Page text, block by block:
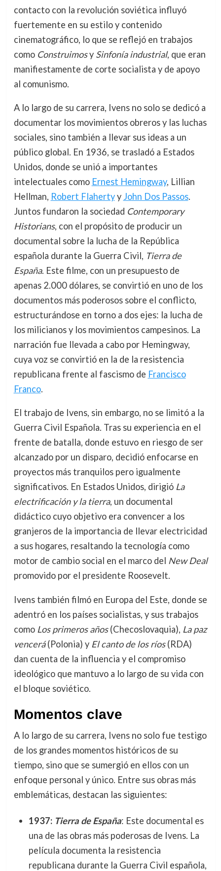
contacto con la revolución soviética influyó
fuertemente en su estilo y contenido
cinematográfico, lo que se reflejó en trabajos
como Construimosy Sinfonía industrial, que eran
manifiestamente de corte socialista y de apoyo
al comunismo.
A lo largo de su carrera, Ivens no solo se dedicó a
documentar los movimientos obreros y las luchas
sociales, sino también a llevar sus ideas a un
público global. En 1936, se trasladó a Estados
Unidos, donde se unió a importantes
intelectuales como Ernest Hemingway, Lillian
Hellman, Robert Flahertyy John Dos Passos.
Juntos fundaron la sociedad Contemporary
Historians, con el propósito de producir un
documental sobre la lucha de la República
española durante la Guerra Civil, Tierra de
España. Este filme, con un presupuesto de
apenas 2.000 dólares, se convirtió en uno de los
documentos más poderosos sobre el conflicto,
estructurándose en torno a dos ejes: la lucha de
los milicianos y los movimientos campesinos. La
narración fue llevada a cabo por Hemingway,
cuya voz se convirtió en la de la resistencia
republicana frente al fascismo de Francisco
Franco.
El trabajo de Ivens, sin embargo, no se limitó a la
Guerra Civil Española. Tras su experiencia en el
frente de batalla, donde estuvo en riesgo de ser
alcanzado por un disparo, decidió enfocarse en
proyectos más tranquilos pero igualmente
significativos. En Estados Unidos, dirigió La
electrificación y la tierra, un documental
didáctico cuyo objetivo era convencer a los
granjeros de la importancia de llevar electricidad
a sus hogares, resaltando la tecnología como
motor de cambio social en el marco del New Deal
promovido por el presidente Roosevelt.
Ivens también filmó en Europa del Este, donde se
adentró en los países socialistas, y sus trabajos
como Los primeros años(Checoslovaquia), La paz
vencerá(Polonia) y El canto de los ríos(RDA)
dan cuenta de la influencia y el compromiso
ideológico que mantuvo a lo largo de su vida con
el bloque soviético.
Momentos clave
A lo largo de su carrera, Ivens no solo fue testigo
de los grandes momentos históricos de su
tiempo, sino que se sumergió en ellos con un
enfoque personal y único. Entre sus obras más
emblemáticas, destacan las siguientes:
1937: Tierra de España: Este documental es
una de las obras más poderosas de Ivens. La
película documenta la resistencia
republicana durante la Guerra Civil española,